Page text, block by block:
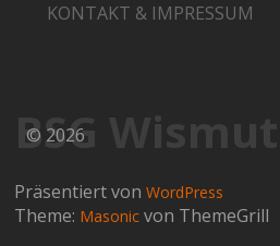
KONTAKT & IMPRESSUM
BSG
© 2026
Präsentiert vonWordPress
Theme: Masonic von ThemeGrill